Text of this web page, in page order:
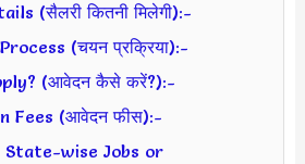
(सैलरी कितनी मिलेगी):-
(चयन प्रक्रिया):-
(आवेदन कैसे करें?):-
Fees (आवेदन फीस):-
State-wise Jobs or